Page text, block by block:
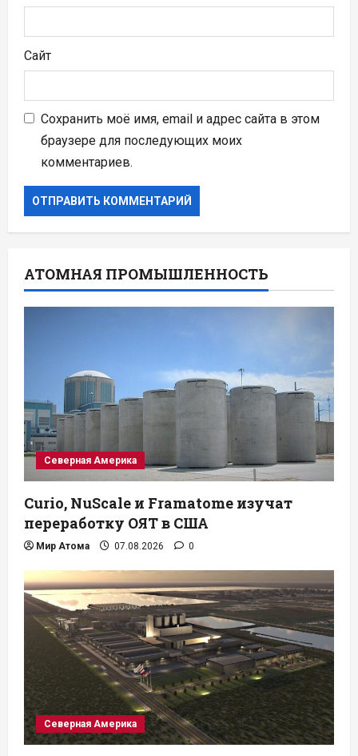
Сайт
Сохранить моё имя, email и адрес сайта в этом
браузере для последующих моих
комментариев.
АТОМНАЯ ПРОМЫШЛЕННОСТЬ
Северная Америка
Curio, NuScale и Framatome изучат
переработку ОЯТ в США
Мир Атома 07.08.2026 0
Северная Америка